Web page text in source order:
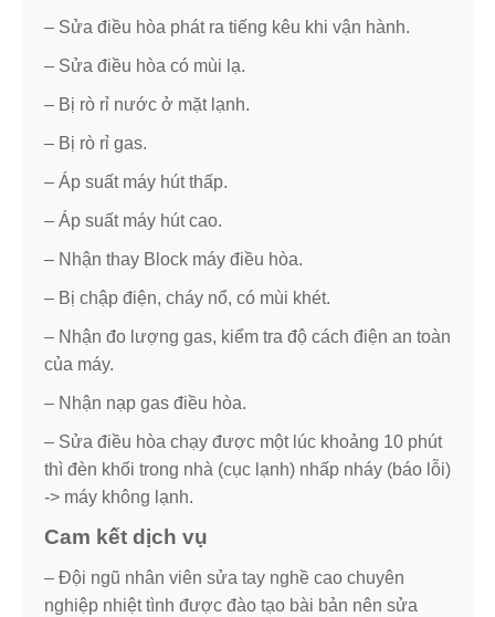
– Sửa điều hòa phát ra tiếng kêu khi vận hành.
– Sửa điều hòa có mùi lạ.
– Bị rò rỉ nước ở mặt lạnh.
– Bị rò rỉ gas.
– Áp suất máy hút thấp.
– Áp suất máy hút cao.
– Nhận thay Block máy điều hòa.
– Bị chập điện, cháy nổ, có mùi khét.
– Nhận đo lượng gas, kiểm tra độ cách điện an toàn
của máy.
– Nhận nạp gas điều hòa.
– Sửa điều hòa chạy được một lúc khoảng 10 phút
thì đèn khối trong nhà (cục lạnh) nhấp nháy (báo lỗi)
-> máy không lạnh.
Cam kết dịch vụ
– Đội ngũ nhân viên sửa tay nghề cao chuyên
nghiệp nhiệt tình được đào tạo bài bản nên sửa